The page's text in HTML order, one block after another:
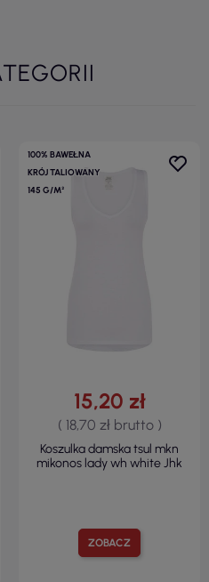
100% BAWEŁNA
KRÓJ TALIOWANY
145 G/M²
ZOBACZ
15,20 zł
( 18,70 zł brutto )
Koszulka damska tsul mkn
mikonos lady wh white Jhk